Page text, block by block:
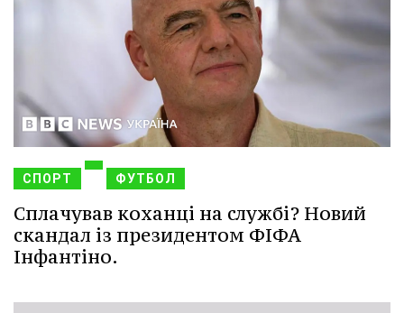
СПОРТ ФУТБОЛ
Сплачував коханці на службі? Новий
скандал із президентом ФІФА
Інфантіно.